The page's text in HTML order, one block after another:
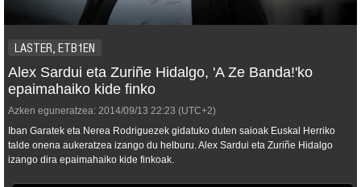
LASTER, ETB1EN
Alex Sardui eta Zuriñe Hidalgo, 'A Ze Banda!'ko
epaimahaiko kide finko
Azken eguneratzea: 2014/09/13 22:23 (UTC+2)
Iban Garatek eta Nerea Rodriguezek gidatuko duten saioak Euskal Herriko
talde onena aukeratzea izango du helburu. Alex Sardui eta Zuriñe Hidalgo
izango dira epaimahaiko kide finkoak.